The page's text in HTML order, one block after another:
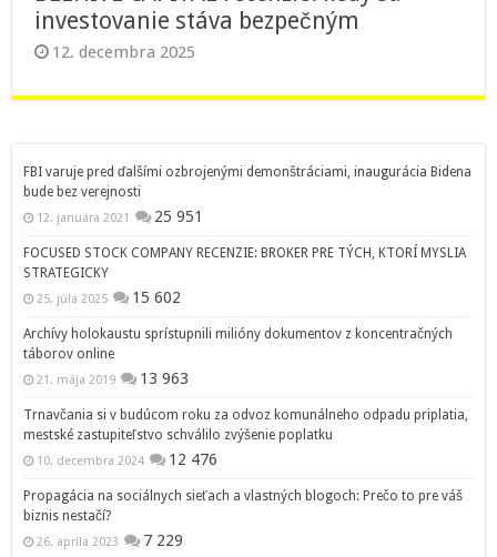
investovanie stáva bezpečným
12. decembra 2025
FBI varuje pred ďalšími ozbrojenými demonštráciami, inaugurácia Bidena
bude bez verejnosti
12. januára 2021 25 951
FOCUSED STOCK COMPANY RECENZIE: BROKER PRE TÝCH, KTORÍ MYSLIA
STRATEGICKY
25. júla 2025 15 602
Archívy holokaustu sprístupnili milióny dokumentov z koncentračných
táborov online
21. mája 2019 13 963
Trnavčania si v budúcom roku za odvoz komunálneho odpadu priplatia,
mestské zastupiteľstvo schválilo zvýšenie poplatku
10. decembra 2024 12 476
Propagácia na sociálnych sieťach a vlastných blogoch: Prečo to pre váš
biznis nestačí?
26. apríla 2023 7 229